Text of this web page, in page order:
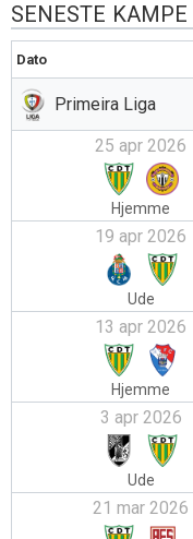
SENESTE KAMPE
Dato
Primeira Liga
25 apr 2026
Hjemme
19 apr 2026
Ude
13 apr 2026
Hjemme
3 apr 2026
Ude
21 mar 2026